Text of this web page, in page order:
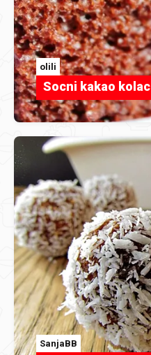
olili
Socni kakao kolac
SanjaBB